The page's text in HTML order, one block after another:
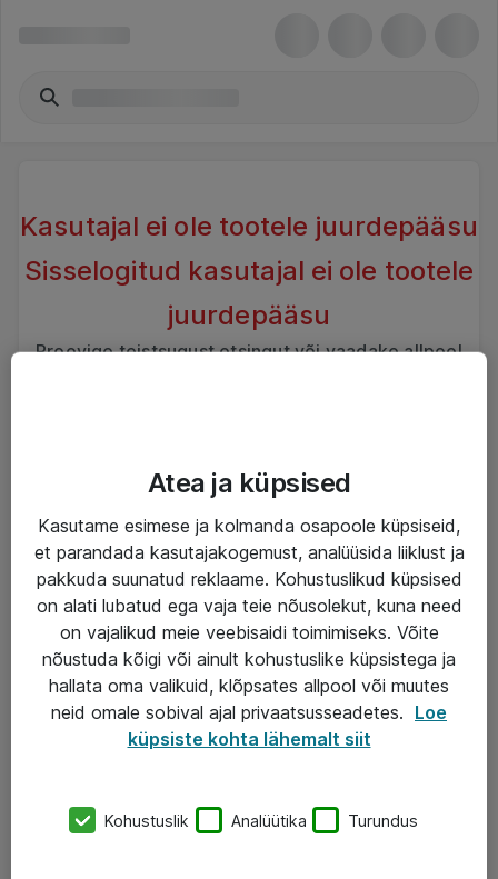
Kasutajal ei ole tootele juurdepääsu
Sisselogitud kasutajal ei ole tootele
juurdepääsu
Proovige teistsugust otsingut või vaadake allpool
Teenused
IT taristu
Haldusteenused
Garantii
Turva- ja nõrkvoolulahendused
AS ATEA
Atea ja küpsised
Kasutame esimese ja kolmanda osapoole küpsiseid,
et parandada kasutajakogemust, analüüsida liiklust ja
pakkuda suunatud reklaame. Kohustuslikud küpsised
on alati lubatud ega vaja teie nõusolekut, kuna need
on vajalikud meie veebisaidi toimimiseks. Võite
nõustuda kõigi või ainult kohustuslike küpsistega ja
hallata oma valikuid, klõpsates allpool või muutes
neid omale sobival ajal privaatsusseadetes. Loe
küpsiste kohta lähemalt siit
Kohustuslik Analüütika Turundus